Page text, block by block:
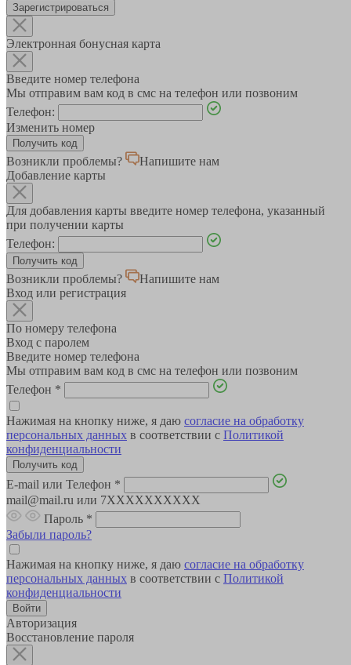
Зарегистрироваться
Электронная бонусная карта
Введите номер телефона
Мы отправим вам код в смс на телефон или позвоним
Телефон:
Изменить номер
Возникли проблемы?
Напишите нам
Добавление карты
Для добавления карты введите номер телефона, указанный
при получении карты
Телефон:
Возникли проблемы?
Напишите нам
Вход или регистрация
По номеру телефона
Вход с паролем
Введите номер телефона
Мы отправим вам код в смс на телефон или позвоним
Телефон *
Нажимая на кнопку ниже, я даю согласие на обработку
персональных данных в соответствии с Политикой
конфиденциальности
E-mail или Телефон *
mail@mail.ru или 7XXXXXXXXXX
Пароль *
Забыли пароль?
Нажимая на кнопку ниже, я даю согласие на обработку
персональных данных в соответствии с Политикой
конфиденциальности
Авторизация
Восстановление пароля